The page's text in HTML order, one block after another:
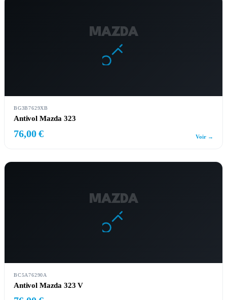
MAZDA
BG3B7629XB
Antivol Mazda 323
76,00 € Voir →
MAZDA
BC5A76290A
Antivol Mazda 323 V